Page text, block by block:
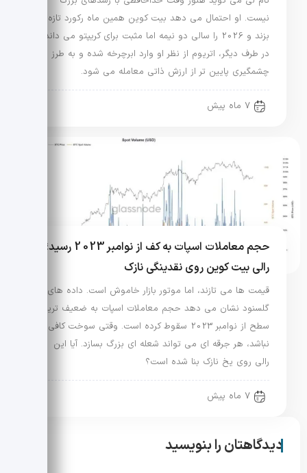
نیست. او احتمال می دهد بیت کوین همین ماه رکورد تازه
بزند و 2026 را سالی دو نیمه اما مثبت برای کریپتو می داند.
در طرف دیگر، اتریوم از نظر او وارد ابرچرخه شده و به طرز
چشمگیری پایین تر از ارزش ذاتی معامله می شود.
7 ماه پیش
حجم معاملات اسپات به کف از نوامبر 2023 رسید؛
رالی بیت کوین روی نقدینگی نازک
قیمت ها می تازند، اما موتور بازار خاموش است. داده های
گلسنود نشان می دهد حجم معاملات اسپات به ضعیف ترین
سطح از نوامبر 2023 سقوط کرده است. وقتی سوخت کافی
نباشد، هر جرقه ای می تواند شعله ای بزرگ بسازد. آیا این
رالی روی یخ نازک بنا شده است؟
7 ماه پیش
دیدگاهتان را بنویسید